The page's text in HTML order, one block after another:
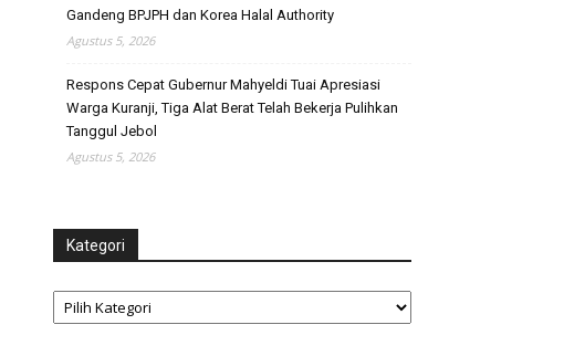
Gandeng BPJPH dan Korea Halal Authority
Agustus 5, 2026
Respons Cepat Gubernur Mahyeldi Tuai Apresiasi
Warga Kuranji, Tiga Alat Berat Telah Bekerja Pulihkan
Tanggul Jebol
Agustus 5, 2026
Kategori
Kategori